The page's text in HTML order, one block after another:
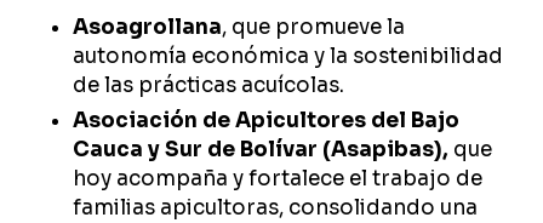
Asoagrollana, que promueve la
autonomía económica y la sostenibilidad
de las prácticas acuícolas.
Asociación de Apicultores del Bajo
Cauca y Sur de Bolívar (Asapibas), que
hoy acompaña y fortalece el trabajo de
familias apicultoras, consolidando una